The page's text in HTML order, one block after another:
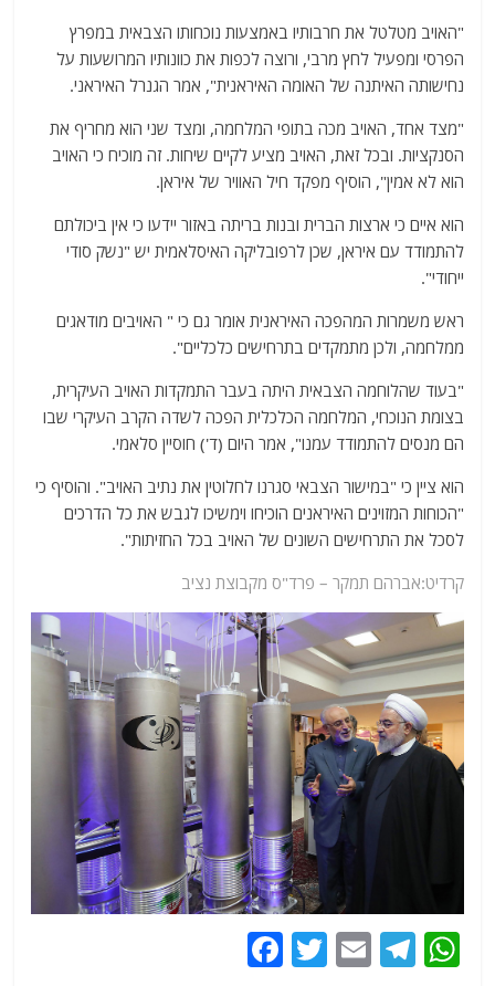
"האויב מטלטל את חרבותיו באמצעות נוכחותו הצבאית במפרץ
הפרסי ומפעיל לחץ מרבי, ורוצה לכפות את כוונותיו המרושעות על
נחישותה האיתנה של האומה האיראנית", אמר הגנרל האיראני.
"מצד אחד, האויב מכה בתופי המלחמה, ומצד שני הוא מחריף את
הסנקציות. ובכל זאת, האויב מציע לקיים שיחות. זה מוכיח כי האויב
הוא לא אמין", הוסיף מפקד חיל האוויר של איראן.
הוא איים כי ארצות הברית ובנות בריתה באזור יידעו כי אין ביכולתם
להתמודד עם איראן, שכן לרפובליקה האיסלאמית יש "נשק סודי
ייחודי".
ראש משמרות המהפכה האיראנית אומר גם כי " האויבים מודאגים
ממלחמה, ולכן מתמקדים בתרחישים כלכליים".
"בעוד שהלוחמה הצבאית היתה בעבר התמקדות האויב העיקרית,
בצומת הנוכחי, המלחמה הכלכלית הפכה לשדה הקרב העיקרי שבו
הם מנסים להתמודד עמנו", אמר היום (ד') חוסיין סלאמי.
הוא ציין כי "במישור הצבאי סגרנו לחלוטין את נתיב האויב". והוסיף כי
"הכוחות המזוינים האיראנים הוכיחו וימשיכו לגבש את כל הדרכים
לסכל את התרחישים השונים של האויב בכל החזיתות".
קרדיט:אברהם תמקר – פרד"ס מקבוצת נציב
W
T
E
T